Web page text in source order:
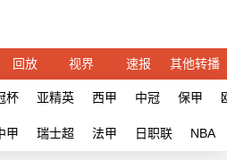
回放 视界 速报 其他转播
杯 亚精英 西甲 中冠 保甲
甲 瑞士超 法甲 日职联 NBA